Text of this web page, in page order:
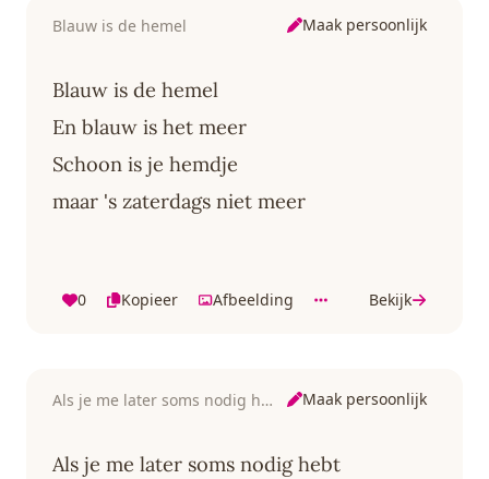
Blauw is de hemel Maak persoonlijk
Blauw is de hemel
En blauw is het meer
Schoon is je hemdje
maar 's zaterdags niet meer
0 Kopieer Afbeelding Bekijk
Als je me later soms nodig hebt Maak persoonlijk
Als je me later soms nodig hebt